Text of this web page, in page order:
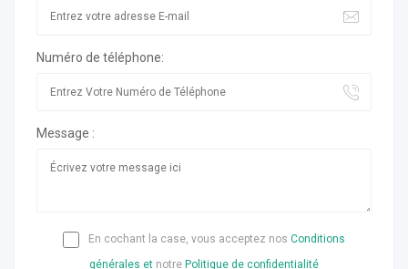
Numéro de téléphone:
Message :
En cochant la case, vous acceptez nos Conditions
générales et notre Politique de confidentialité